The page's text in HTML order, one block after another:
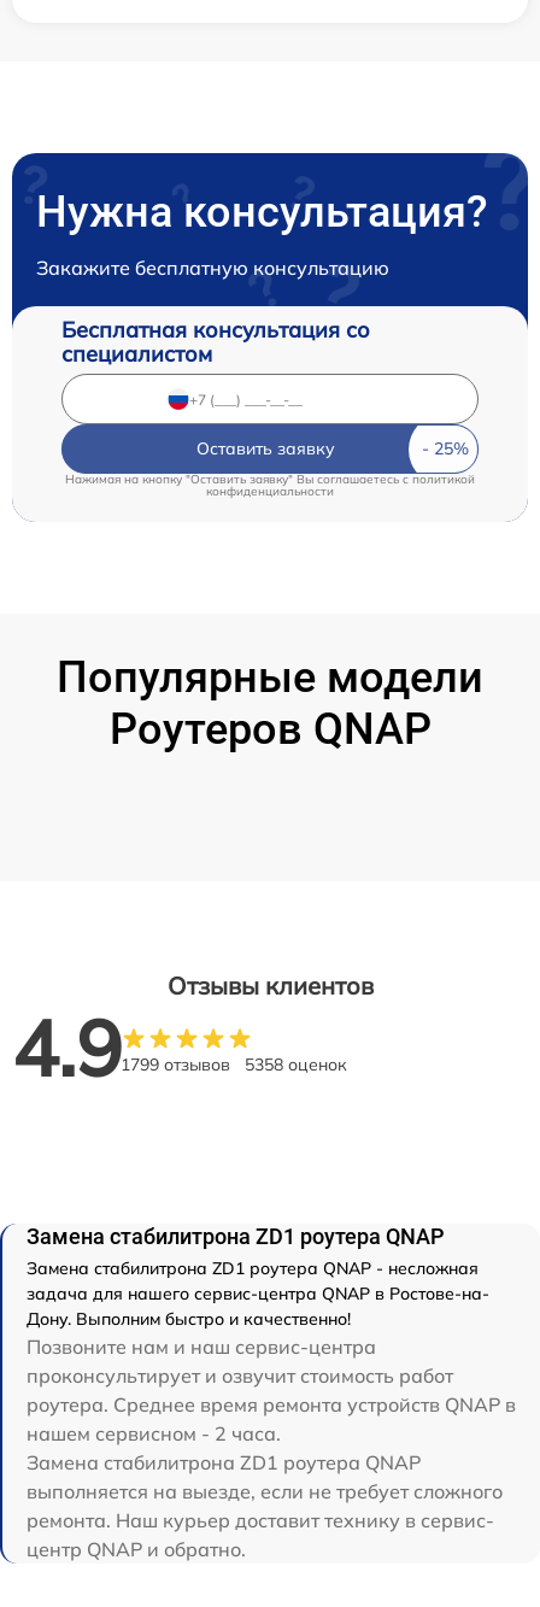
Нужна консультация?
Закажите бесплатную консультацию
Бесплатная консультация со
специалистом
Оставить заявку
Нажимая на кнопку "Оставить заявку" Вы соглашаетесь cполитикой
конфиденциальности
Популярные модели
Роутеров QNAP
Отзывы клиентов
4.91799 отзывов 5358 оценок
Замена стабилитрона ZD1 роутера QNAP
Замена стабилитрона ZD1 роутера QNAP - несложная
задача для нашего сервис-центра QNAP в Ростове-на-
Дону. Выполним быстро и качественно!
Позвоните нам и наш сервис-центра
проконсультирует и озвучит стоимость работ
роутера. Среднее время ремонта устройств QNAP в
нашем сервисном - 2 часа.
Замена стабилитрона ZD1 роутера QNAP
выполняется на выезде, если не требует сложного
ремонта. Наш курьер доставит технику в сервис-
центр QNAP и обратно.